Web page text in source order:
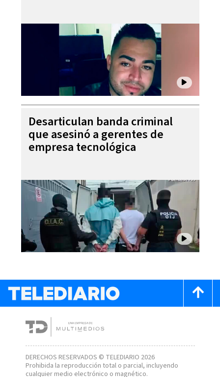
Desarticulan banda criminal
que asesinó a gerentes de
empresa tecnológica
DERECHOS RESERVADOS © TELEDIARIO 2026
Prohibida la reproducción total o parcial, incluyendo
cualquier medio electrónico o magnético.